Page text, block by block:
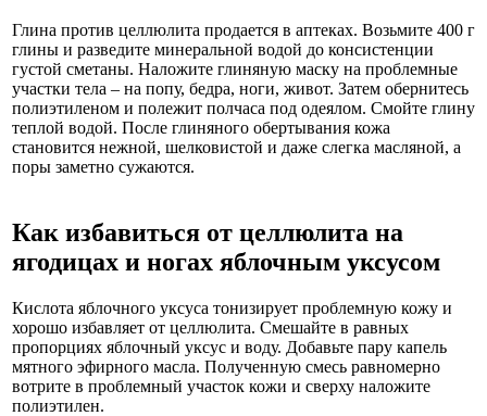
Глина против целлюлита продается в аптеках. Возьмите 400 г
глины и разведите минеральной водой до консистенции
густой сметаны. Наложите глиняную маску на проблемные
участки тела – на попу, бедра, ноги, живот. Затем обернитесь
полиэтиленом и полежит полчаса под одеялом. Смойте глину
теплой водой. После глиняного обертывания кожа
становится нежной, шелковистой и даже слегка масляной, а
поры заметно сужаются.
Как избавиться от целлюлита на
ягодицах и ногах яблочным уксусом
Кислота яблочного уксуса тонизирует проблемную кожу и
хорошо избавляет от целлюлита. Смешайте в равных
пропорциях яблочный уксус и воду. Добавьте пару капель
мятного эфирного масла. Полученную смесь равномерно
вотрите в проблемный участок кожи и сверху наложите
полиэтилен.